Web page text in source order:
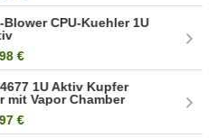
CPU-Kuehler 1U
€
1U Aktiv Kupfer
mit Vapor Chamber
€